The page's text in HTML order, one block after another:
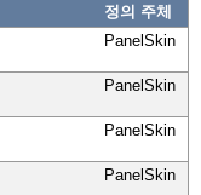
정의 주체
PanelSkin
PanelSkin
PanelSkin
PanelSkin